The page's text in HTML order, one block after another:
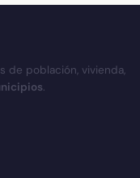
de población, vivienda,
.